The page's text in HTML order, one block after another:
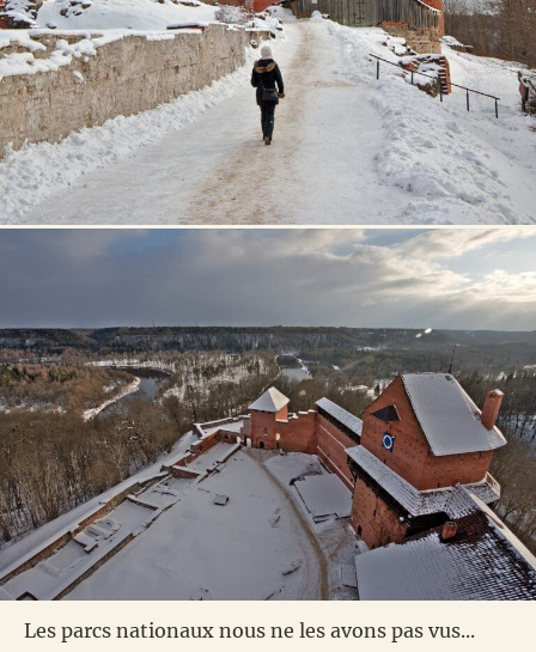
Les parcs nationaux nous ne les avons pas vus...